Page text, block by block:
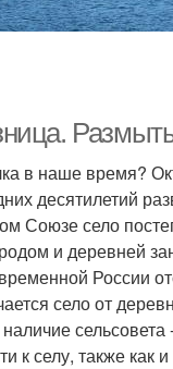
в наше время?
десятилетий
Союзе село
и деревней
России
село от
к селу, также как